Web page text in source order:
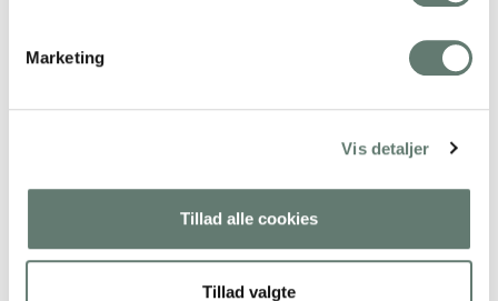
Marketing
Vis detaljer
Tillad alle cookies
Tillad valgte
Downloads
thumbnail